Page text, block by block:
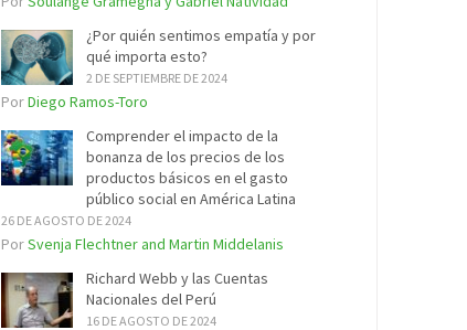
¿Por quién sentimos empatía y por
qué importa esto?
2 DE SEPTIEMBRE DE 2024
PorDiego Ramos-Toro
Comprender el impacto de la
bonanza de los precios de los
productos básicos en el gasto
público social en América Latina
26 DE AGOSTO DE 2024
PorSvenja Flechtner and Martin Middelanis
Richard Webb y las Cuentas
Nacionales del Perú
16 DE AGOSTO DE 2024